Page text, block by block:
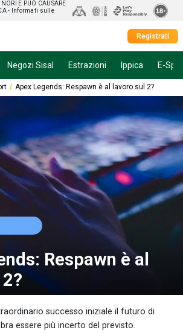
E PUÒ CAUSARE
- Informati sulle
Registrati
Negozi Sisal Estrazioni Ippica E-
Apex Legends: Respawn è al lavoro sul 2?
Respawn è al
successo iniziale il futuro di
essere più incerto del previsto.